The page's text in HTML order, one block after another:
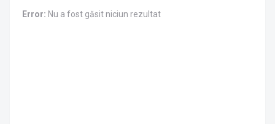
Error: Nu a fost găsit niciun rezultat